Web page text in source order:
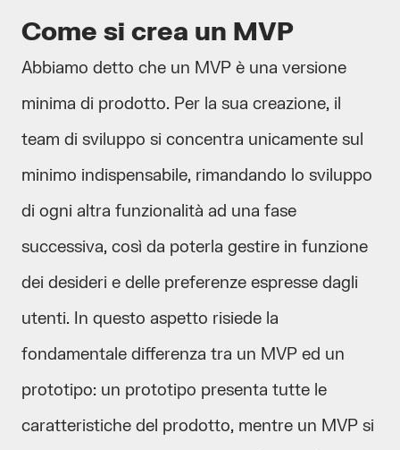
Come si crea un MVP
Abbiamo detto che un MVP è una versione
minima di prodotto. Per la sua creazione, il
team di sviluppo si concentra unicamente sul
minimo indispensabile, rimandando lo sviluppo
di ogni altra funzionalità ad una fase
successiva, così da poterla gestire in funzione
dei desideri e delle preferenze espresse dagli
utenti. In questo aspetto risiede la
fondamentale differenza tra un MVP ed un
prototipo: un prototipo presenta tutte le
caratteristiche del prodotto, mentre un MVP si